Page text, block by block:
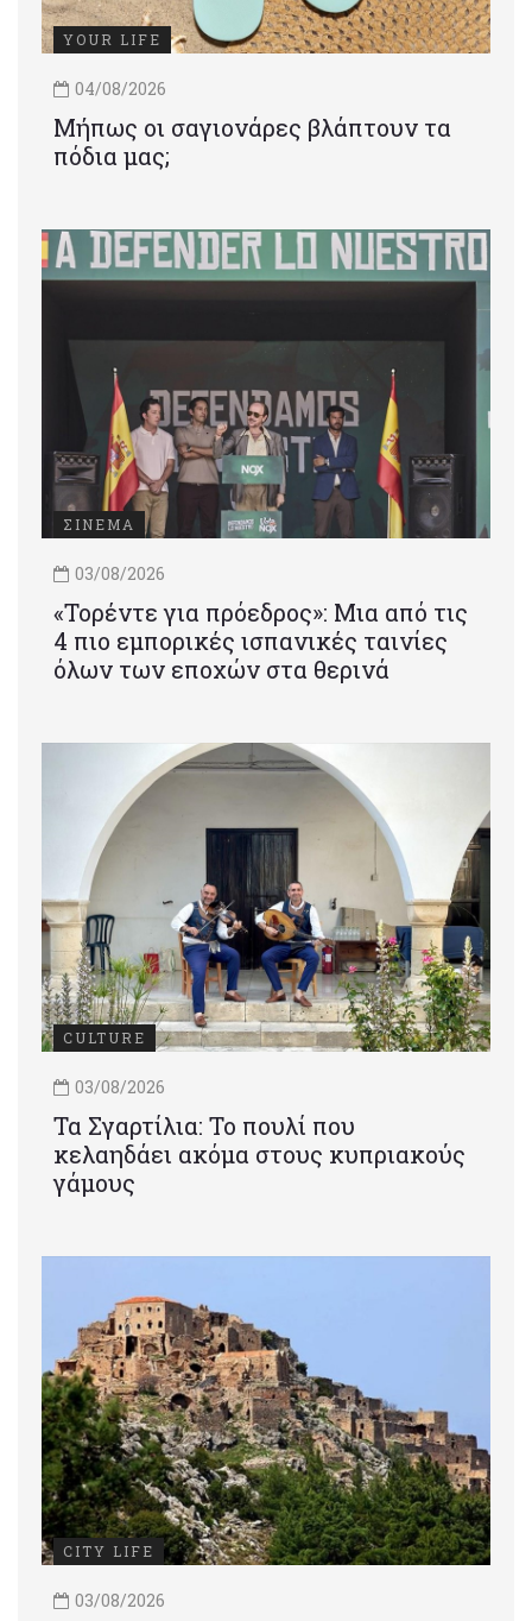
YOUR LIFE
04/08/2026
Μήπως οι σαγιονάρες βλάπτουν τα
πόδια μας;
ΣΙΝΕΜΑ
03/08/2026
«Τορέντε για πρόεδρος»: Mια από τις
4 πιο εμπορικές ισπανικές ταινίες
όλων των εποχών στα θερινά
CULTURE
03/08/2026
Τα Σγαρτίλια: Το πουλί που
κελαηδάει ακόμα στους κυπριακούς
γάμους
CITY LIFE
03/08/2026